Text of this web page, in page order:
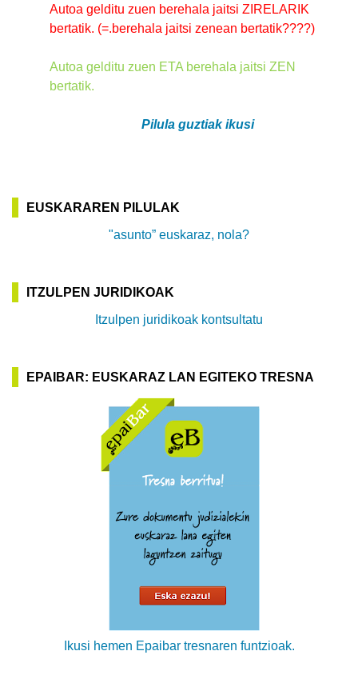
Autoa gelditu zuen berehala jaitsi ZIRELARIK
bertatik. (=.berehala jaitsi zenean bertatik????)
Autoa gelditu zuen ETA berehala jaitsi ZEN
bertatik.
Pilula guztiak ikusi
EUSKARAREN PILULAK
"asunto” euskaraz, nola?
ITZULPEN JURIDIKOAK
Itzulpen juridikoak kontsultatu
EPAIBAR: EUSKARAZ LAN EGITEKO TRESNA
Ikusi hemen Epaibar tresnaren funtzioak.